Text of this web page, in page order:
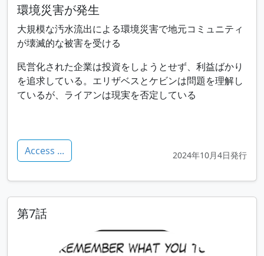
環境災害が発生
大規模な汚水流出による環境災害で地元コミュニティ
が壊滅的な被害を受ける
民営化された企業は投資をしようとせず、利益ばかり
を追求している。エリザベスとケビンは問題を理解し
ているが、ライアンは現実を否定している
Access ... 2024年10月4日発行
第7話